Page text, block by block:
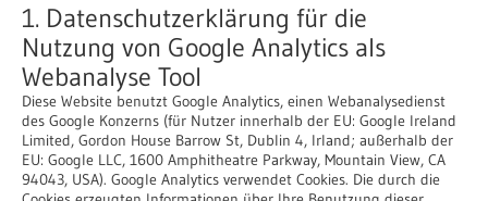
1. Datenschutzerklärung für die
Nutzung von Google Analytics als
Webanalyse Tool
Diese Website benutzt Google Analytics, einen Webanalysedienst
des Google Konzerns (für Nutzer innerhalb der EU: Google Ireland
Limited, Gordon House Barrow St, Dublin 4, Irland; außerhalb der
EU: Google LLC, 1600 Amphitheatre Parkway, Mountain View, CA
94043, USA). Google Analytics verwendet Cookies. Die durch die